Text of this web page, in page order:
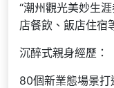
“潮州觀光美妙生
店餐飲、飯店住宿
沉醉式親身經歷：
80個新業態場景打